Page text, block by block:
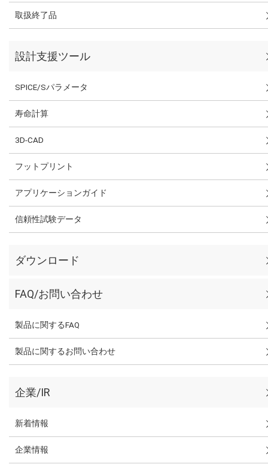
取扱終了品
設計支援ツール
SPICE/Sパラメータ
寿命計算
3D-CAD
フットプリント
アプリケーションガイド
信頼性試験データ
ダウンロード
FAQ/お問い合わせ
製品に関するFAQ
製品に関するお問い合わせ
企業/IR
新着情報
企業情報